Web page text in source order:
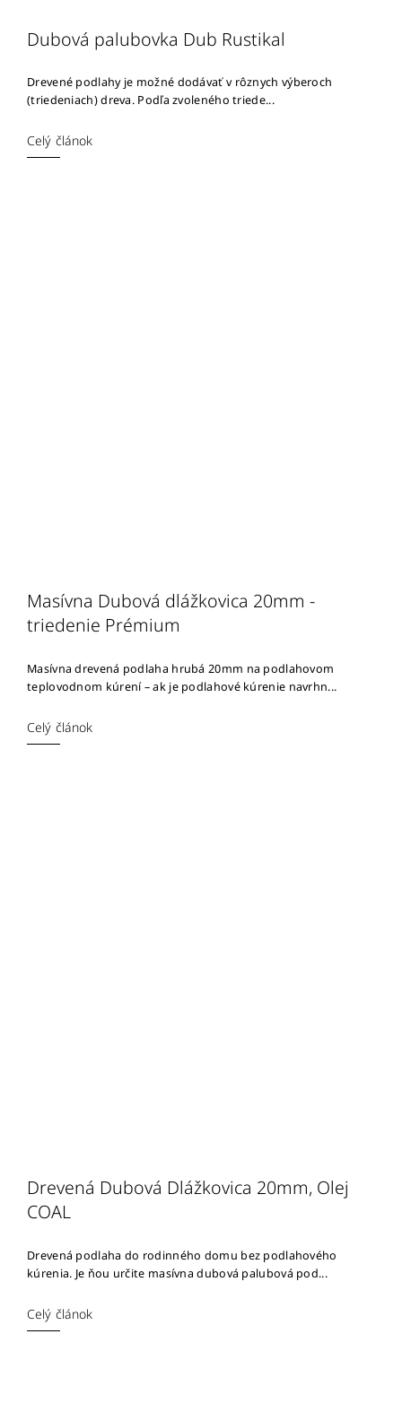
Dubová palubovka Dub Rustikal
Drevené podlahy je možné dodávať v rôznych výberoch
(triedeniach) dreva. Podľa zvoleného triede...
Celý článok
Masívna Dubová dlážkovica 20mm -
triedenie Prémium
Masívna drevená podlaha hrubá 20mm na podlahovom
teplovodnom kúrení – ak je podlahové kúrenie navrhn...
Celý článok
Drevená Dubová Dlážkovica 20mm, Olej
COAL
Drevená podlaha do rodinného domu bez podlahového
kúrenia. Je ňou určite masívna dubová palubová pod...
Celý článok